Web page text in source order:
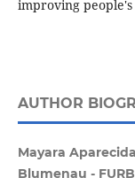
improving
AUTHOR
Mayara
Blumenau - FURB